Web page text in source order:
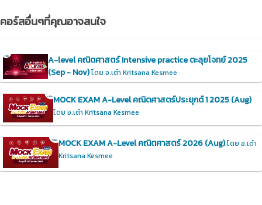
คอร์สอื่นๆที่คุณอาจสนใจ
A-level คณิตศาสตร์ Intensive practice ตะลุยโจทย์ 2025
(Sep - Nov)โดย อ.เต๋า Kritsana Kesmee
MOCK EXAM A-Level คณิตศาสตร์ประยุกต์ 1 2025 (Aug)
โดย อ.เต๋า Kritsana Kesmee
MOCK EXAM A-Level คณิตศาสตร์ 2026 (Aug)โดย อ.เต๋า
Kritsana Kesmee